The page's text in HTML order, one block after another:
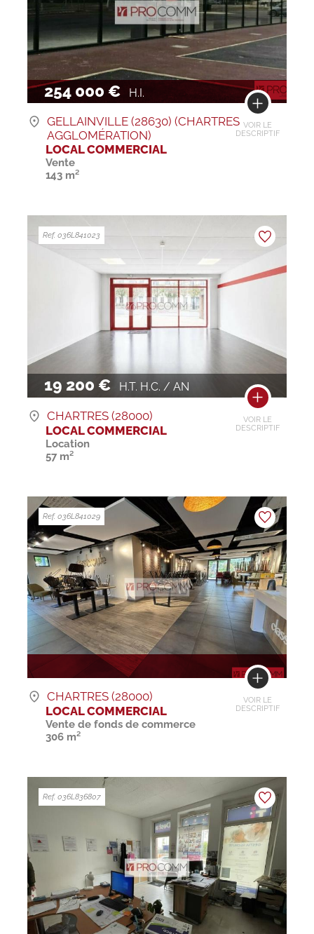
254 000 € H.I.
VOIR LE
DESCRIPTIF
GELLAINVILLE (28630) (CHARTRES
AGGLOMÉRATION)
LOCAL COMMERCIAL
Vente
143 m²
19 200 € H.T. H.C. / AN
VOIR LE
DESCRIPTIF
Ref. 036L841023
CHARTRES (28000)
LOCAL COMMERCIAL
Location
57 m²
VOIR LE
DESCRIPTIF
Ref. 036L841029
CHARTRES (28000)
LOCAL COMMERCIAL
Vente de fonds de commerce
306 m²
Ref. 036L836807